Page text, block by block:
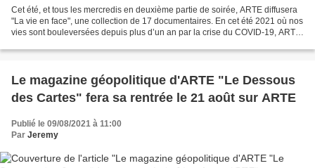
Cet été, et tous les mercredis en deuxième partie de soirée, ARTE diffusera
"La vie en face", une collection de 17 documentaires. En cet été 2021 où nos
vies sont bouleversées depuis plus d’un an par la crise du COVID-19, ARTE
Le magazine géopolitique d'ARTE "Le Dessous
des Cartes" fera sa rentrée le 21 août sur ARTE
Publié le 09/08/2021 à 11:00
Par Jeremy